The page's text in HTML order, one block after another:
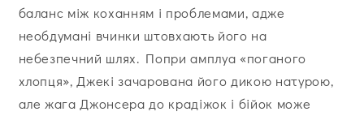
баланс між коханням і проблемами, адже
необдумані вчинки штовхають його на
небезпечний шлях. Попри амплуа «поганого
хлопця», Джекі зачарована його дикою натурою,
але жага Джонсера до крадіжок і бійок може